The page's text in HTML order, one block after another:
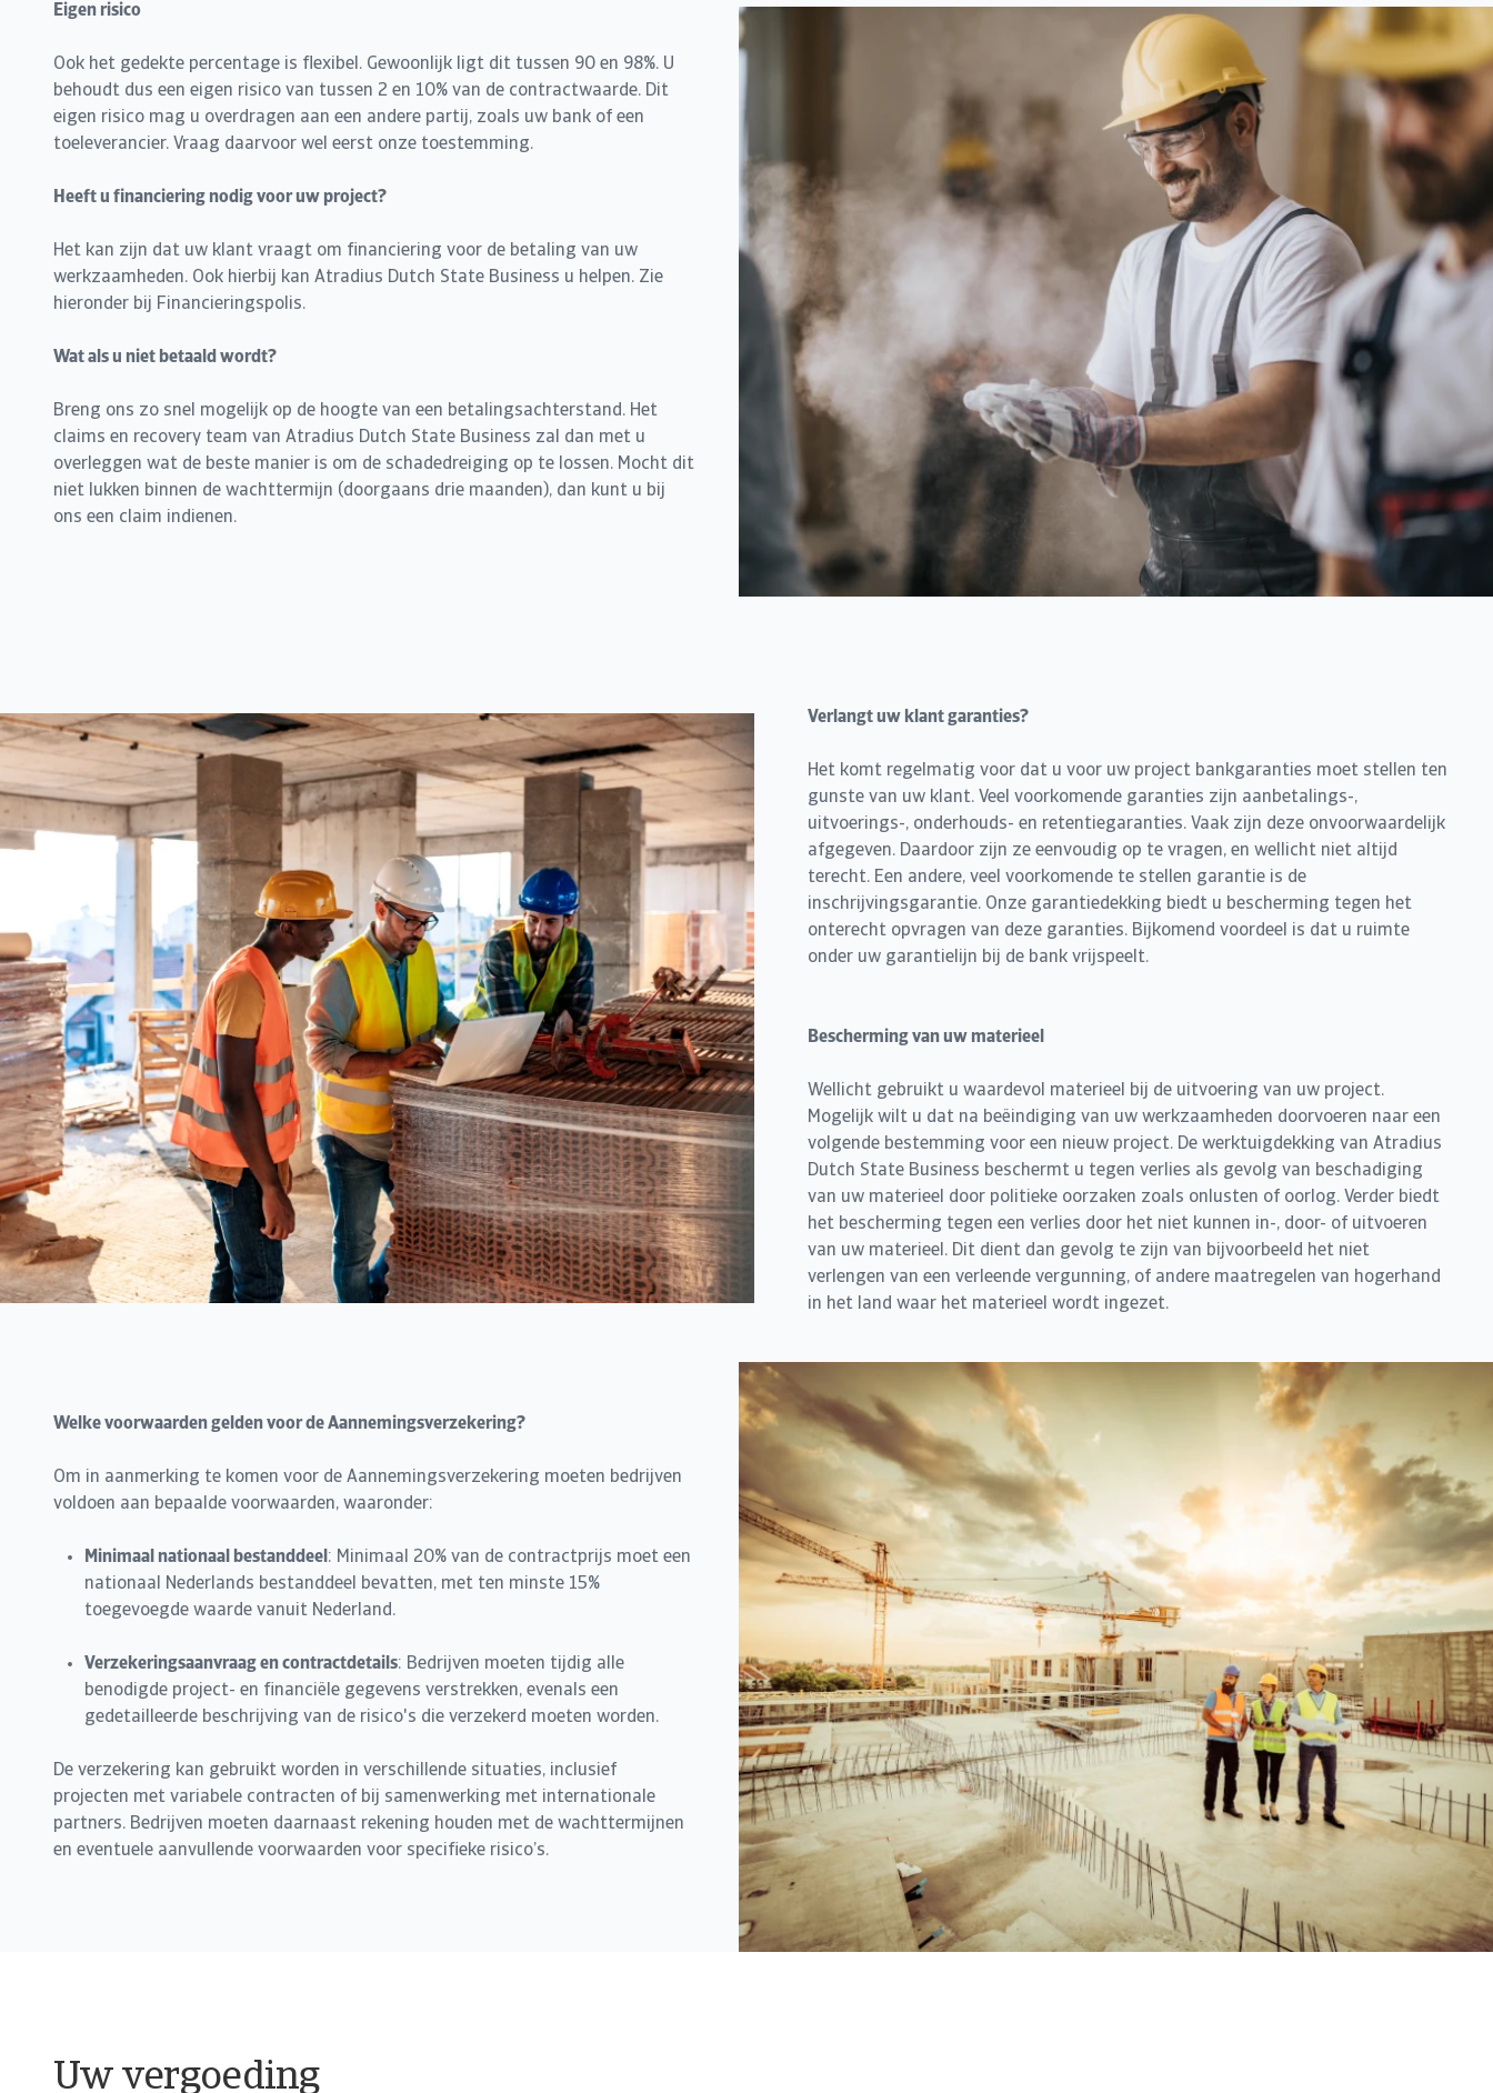
Eigen risico
Ook het gedekte percentage is flexibel. Gewoonlijk ligt dit tussen 90 en 98%. U
behoudt dus een eigen risico van tussen 2 en 10% van de contractwaarde. Dit
eigen risico mag u overdragen aan een andere partij, zoals uw bank of een
toeleverancier. Vraag daarvoor wel eerst onze toestemming.
Heeft u financiering nodig voor uw project?
Het kan zijn dat uw klant vraagt om financiering voor de betaling van uw
werkzaamheden. Ook hierbij kan Atradius Dutch State Business u helpen. Zie
hieronder bij Financieringspolis.
Wat als u niet betaald wordt?
Breng ons zo snel mogelijk op de hoogte van een betalingsachterstand. Het
claims en recovery team van Atradius Dutch State Business zal dan met u
overleggen wat de beste manier is om de schadedreiging op te lossen. Mocht dit
niet lukken binnen de wachttermijn (doorgaans drie maanden), dan kunt u bij
ons een claim indienen.
Verlangt uw klant garanties?
Het komt regelmatig voor dat u voor uw project bankgaranties moet stellen ten
gunste van uw klant. Veel voorkomende garanties zijn aanbetalings-,
uitvoerings-, onderhouds- en retentiegaranties. Vaak zijn deze onvoorwaardelijk
afgegeven. Daardoor zijn ze eenvoudig op te vragen, en wellicht niet altijd
terecht. Een andere, veel voorkomende te stellen garantie is de
inschrijvingsgarantie. Onze garantiedekking biedt u bescherming tegen het
onterecht opvragen van deze garanties. Bijkomend voordeel is dat u ruimte
onder uw garantielijn bij de bank vrijspeelt.
Bescherming van uw materieel
Wellicht gebruikt u waardevol materieel bij de uitvoering van uw project.
Mogelijk wilt u dat na beëindiging van uw werkzaamheden doorvoeren naar een
volgende bestemming voor een nieuw project. De werktuigdekking van Atradius
Dutch State Business beschermt u tegen verlies als gevolg van beschadiging
van uw materieel door politieke oorzaken zoals onlusten of oorlog. Verder biedt
het bescherming tegen een verlies door het niet kunnen in-, door- of uitvoeren
van uw materieel. Dit dient dan gevolg te zijn van bijvoorbeeld het niet
verlengen van een verleende vergunning, of andere maatregelen van hogerhand
in het land waar het materieel wordt ingezet.
Welke voorwaarden gelden voor de Aannemingsverzekering?
Om in aanmerking te komen voor de Aannemingsverzekering moeten bedrijven
voldoen aan bepaalde voorwaarden, waaronder:
Minimaal nationaal bestanddeel : Minimaal 20% van de contractprijs moet een
nationaal Nederlands bestanddeel bevatten, met ten minste 15%
toegevoegde waarde vanuit Nederland.
Verzekeringsaanvraag en contractdetails: Bedrijven moeten tijdig alle
benodigde project- en financiële gegevens verstrekken, evenals een
gedetailleerde beschrijving van de risico's die verzekerd moeten worden.
De verzekering kan gebruikt worden in verschillende situaties, inclusief
projecten met variabele contracten of bij samenwerking met internationale
partners. Bedrijven moeten daarnaast rekening houden met de wachttermijnen
en eventuele aanvullende voorwaarden voor specifieke risico’s.
Uw vergoeding